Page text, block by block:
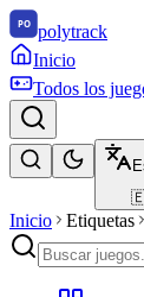
polytrack
Inicio
Todos los
Inicio Etiquetas